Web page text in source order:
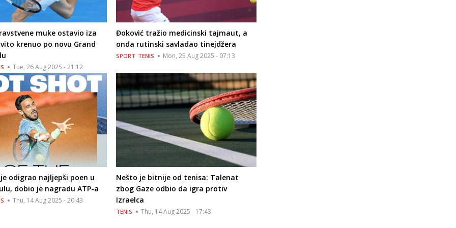
muke ostavio iza
krenuo po novu Grand
Tue, 26 Aug 2025 - 21:12
Đoković tražio medicinski tajmaut, a
onda rutinski savladao tinejdžera
SPORT TENIS Mon, 25 Aug 2025 - 07:13
odigrao najljepši poen u
dobio je nagradu ATP-a
Thu, 14 Aug 2025 - 20:43
Nešto je bitnije od tenisa: Talenat
zbog Gaze odbio da igra protiv
Izraelca
TENIS Thu, 14 Aug 2025 - 17:43